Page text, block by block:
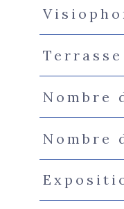
Terrasse
Nombre
Nombre